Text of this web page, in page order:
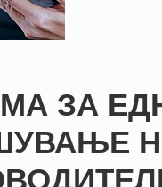
ЗА